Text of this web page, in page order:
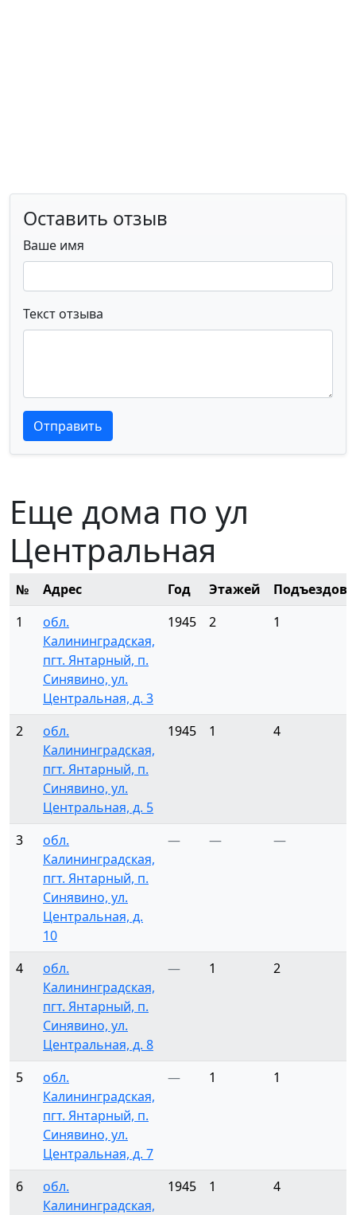
Оставить отзыв
Ваше имя
Текст отзыва
Текст отзыва
Текст отзыва
Отправить
Еще дома по ул
Центральная
№ Адрес Год Этажей
Подъездов
1
обл.
Калининградская,
пгт. Янтарный, п.
Синявино, ул.
Центральная, д. 3
1945 2 1
2
обл.
Калининградская,
пгт. Янтарный, п.
Синявино, ул.
Центральная, д. 5
1945 1 4
3
обл.
Калининградская,
пгт. Янтарный, п.
Синявино, ул.
Центральная, д.
10
— — —
4
обл.
Калининградская,
пгт. Янтарный, п.
Синявино, ул.
Центральная, д. 8
— 1 2
5
обл.
Калининградская,
пгт. Янтарный, п.
Синявино, ул.
Центральная, д. 7
— 1 1
6
обл.
Калининградская,
1945 1 4